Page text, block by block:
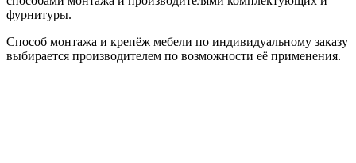
фурнитуры.
Способ монтажа и крепёж мебели по индивидуальному заказу
выбирается производителем по возможности её применения.